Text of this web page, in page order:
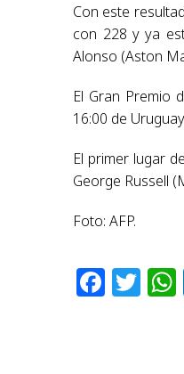
Con este
con 228 y ya
Alonso (Aston
El Gran Premio
16:00 de
El primer lugar
George Russell
Foto: AFP.